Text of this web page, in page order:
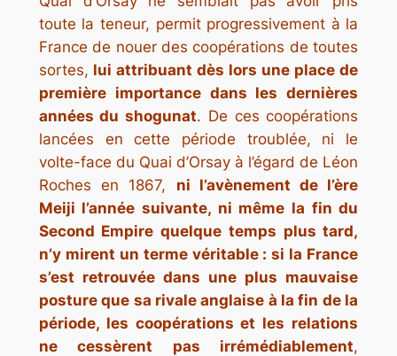
toute la teneur, permit progressivement à la
France de nouer des coopérations de toutes
sortes, lui attribuant dès lors une place de
première importance dans les dernières
années du shogunat. De ces coopérations
lancées en cette période troublée, ni le
volte-face du Quai d’Orsay à l’égard de Léon
Roches en 1867, ni l’avènement de l’ère
Meiji l’année suivante, ni même la fin du
Second Empire quelque temps plus tard,
n’y mirent un terme véritable : si la France
s’est retrouvée dans une plus mauvaise
posture que sa rivale anglaise à la fin de la
période, les coopérations et les relations
ne cessèrent pas irrémédiablement,